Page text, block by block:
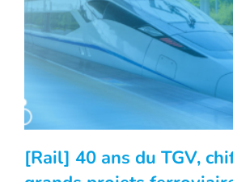
[Rail] 40 ans du TGV,